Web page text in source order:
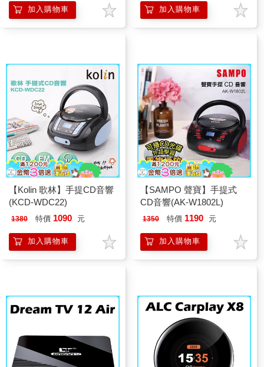
加入購物車 加入購物車
【Kolin 歌林】手提CD音響
(KCD-WDC22)
1380 特價 1090 元
加入購物車
【SAMPO 聲寶】手提式
CD音響(AK-W1802L)
1350 特價 1190 元
加入購物車